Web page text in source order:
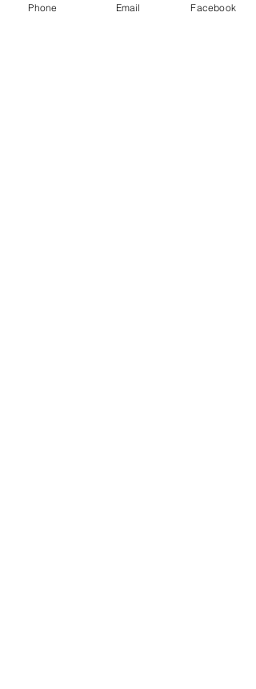
Phone Email Facebook